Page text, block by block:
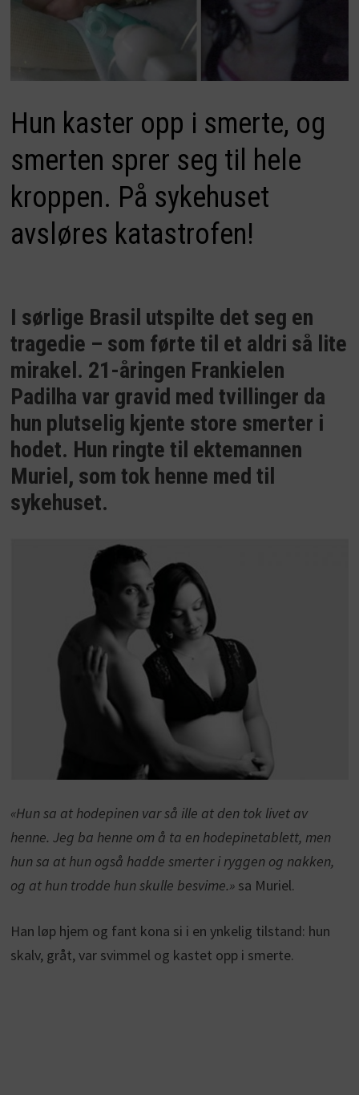
Hun kaster opp i smerte, og
smerten sprer seg til hele
kroppen. På sykehuset
avsløres katastrofen!
I sørlige Brasil utspilte det seg en
tragedie – som førte til et aldri så lite
mirakel. 21-åringen Frankielen
Padilha var gravid med tvillinger da
hun plutselig kjente store smerter i
hodet. Hun ringte til ektemannen
Muriel, som tok henne med til
sykehuset.
«Hun sa at hodepinen var så ille at den tok livet av
henne. Jeg ba henne om å ta en hodepinetablett, men
hun sa at hun også hadde smerter i ryggen og nakken,
og at hun trodde hun skulle besvime.»sa Muriel.
Han løp hjem og fant kona si i en ynkelig tilstand: hun
skalv, gråt, var svimmel og kastet opp i smerte.